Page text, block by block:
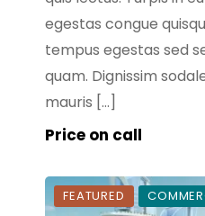
egestas congue
tempus egestas sed
quam. Dignissim
mauris […]
Price on call
FEATURED